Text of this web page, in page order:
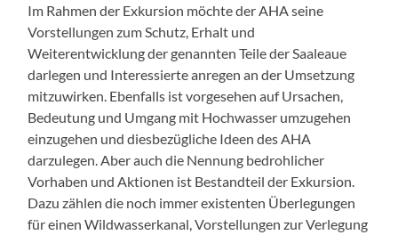
Im Rahmen der Exkursion möchte der AHA seine
Vorstellungen zum Schutz, Erhalt und
Weiterentwicklung der genannten Teile der Saaleaue
darlegen und Interessierte anregen an der Umsetzung
mitzuwirken. Ebenfalls ist vorgesehen auf Ursachen,
Bedeutung und Umgang mit Hochwasser umzugehen
einzugehen und diesbezügliche Ideen des AHA
darzulegen. Aber auch die Nennung bedrohlicher
Vorhaben und Aktionen ist Bestandteil der Exkursion.
Dazu zählen die noch immer existenten Überlegungen
für einen Wildwasserkanal, Vorstellungen zur Verlegung